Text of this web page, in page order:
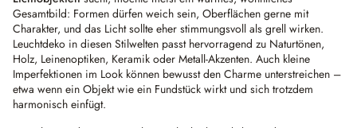
Gesamtbild: Formen dürfen weich sein, Oberflächen gerne mit
Charakter, und das Licht sollte eher stimmungsvoll als grell wirken.
Leuchtdeko in diesen Stilwelten passt hervorragend zu Naturtönen,
Holz, Leinenoptiken, Keramik oder Metall-Akzenten. Auch kleine
Imperfektionen im Look können bewusst den Charme unterstreichen –
etwa wenn ein Objekt wie ein Fundstück wirkt und sich trotzdem
harmonisch einfügt.